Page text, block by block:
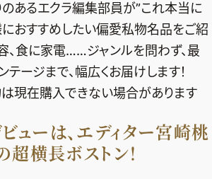
み
ング
ンバー一覧
ンキング
帖
12星座占い
NEWS
のあるエクラ編集部員が”これ本当に
におすすめしたい偏愛私物名品をご紹
容、食に家電……ジャンルを問わず、最
テージまで、幅広くお届けします！
現在購入できない場合があります
ューは、エディター宮崎桃
横長ボストン！